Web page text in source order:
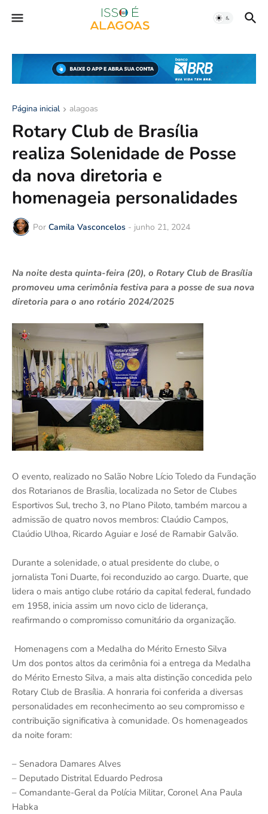
Página inicial alagoas
Rotary Club de Brasília
realiza Solenidade de Posse
da nova diretoria e
homenageia personalidades
Por Camila Vasconcelos - junho 21, 2024
Na noite desta quinta-feira (20), o Rotary Club de Brasília
promoveu uma cerimônia festiva para a posse de sua nova
diretoria para o ano rotário 2024/2025
O evento, realizado no Salão Nobre Lício Toledo da Fundação
dos Rotarianos de Brasília, localizada no Setor de Clubes
Esportivos Sul, trecho 3, no Plano Piloto, também marcou a
admissão de quatro novos membros: Claúdio Campos,
Claúdio Ulhoa, Ricardo Aguiar e José de Ramabir Galvão.
Durante a solenidade, o atual presidente do clube, o
jornalista Toni Duarte, foi reconduzido ao cargo. Duarte, que
lidera o mais antigo clube rotário da capital federal, fundado
em 1958, inicia assim um novo ciclo de liderança,
reafirmando o compromisso comunitário da organização.
Homenagens com a Medalha do Mérito Ernesto Silva
Um dos pontos altos da cerimônia foi a entrega da Medalha
do Mérito Ernesto Silva, a mais alta distinção concedida pelo
Rotary Club de Brasília. A honraria foi conferida a diversas
personalidades em reconhecimento ao seu compromisso e
contribuição significativa à comunidade. Os homenageados
da noite foram:
– Senadora Damares Alves
– Deputado Distrital Eduardo Pedrosa
– Comandante-Geral da Polícia Militar, Coronel Ana Paula
Habka